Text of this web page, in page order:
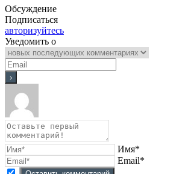
Обсуждение
Подписаться
авторизуйтесь
Уведомить о
Имя*
Email*